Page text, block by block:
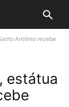
Antônio recebe
estátua